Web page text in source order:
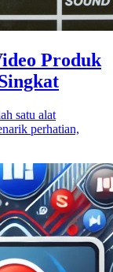
Produk
satu alat
perhatian,